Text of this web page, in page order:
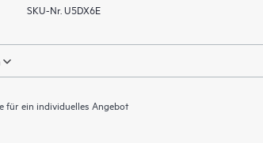
SKU-Nr. U5DX6E
für ein individuelles Angebot